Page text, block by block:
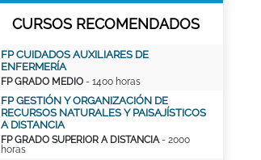
CURSOS RECOMENDADOS
FP CUIDADOS AUXILIARES DE
ENFERMERÍA
FP GRADO MEDIO - 1400 horas
FP GESTIÓN Y ORGANIZACIÓN DE
RECURSOS NATURALES Y PAISAJÍSTICOS
A DISTANCIA
FP GRADO SUPERIOR A DISTANCIA- 2000
horas